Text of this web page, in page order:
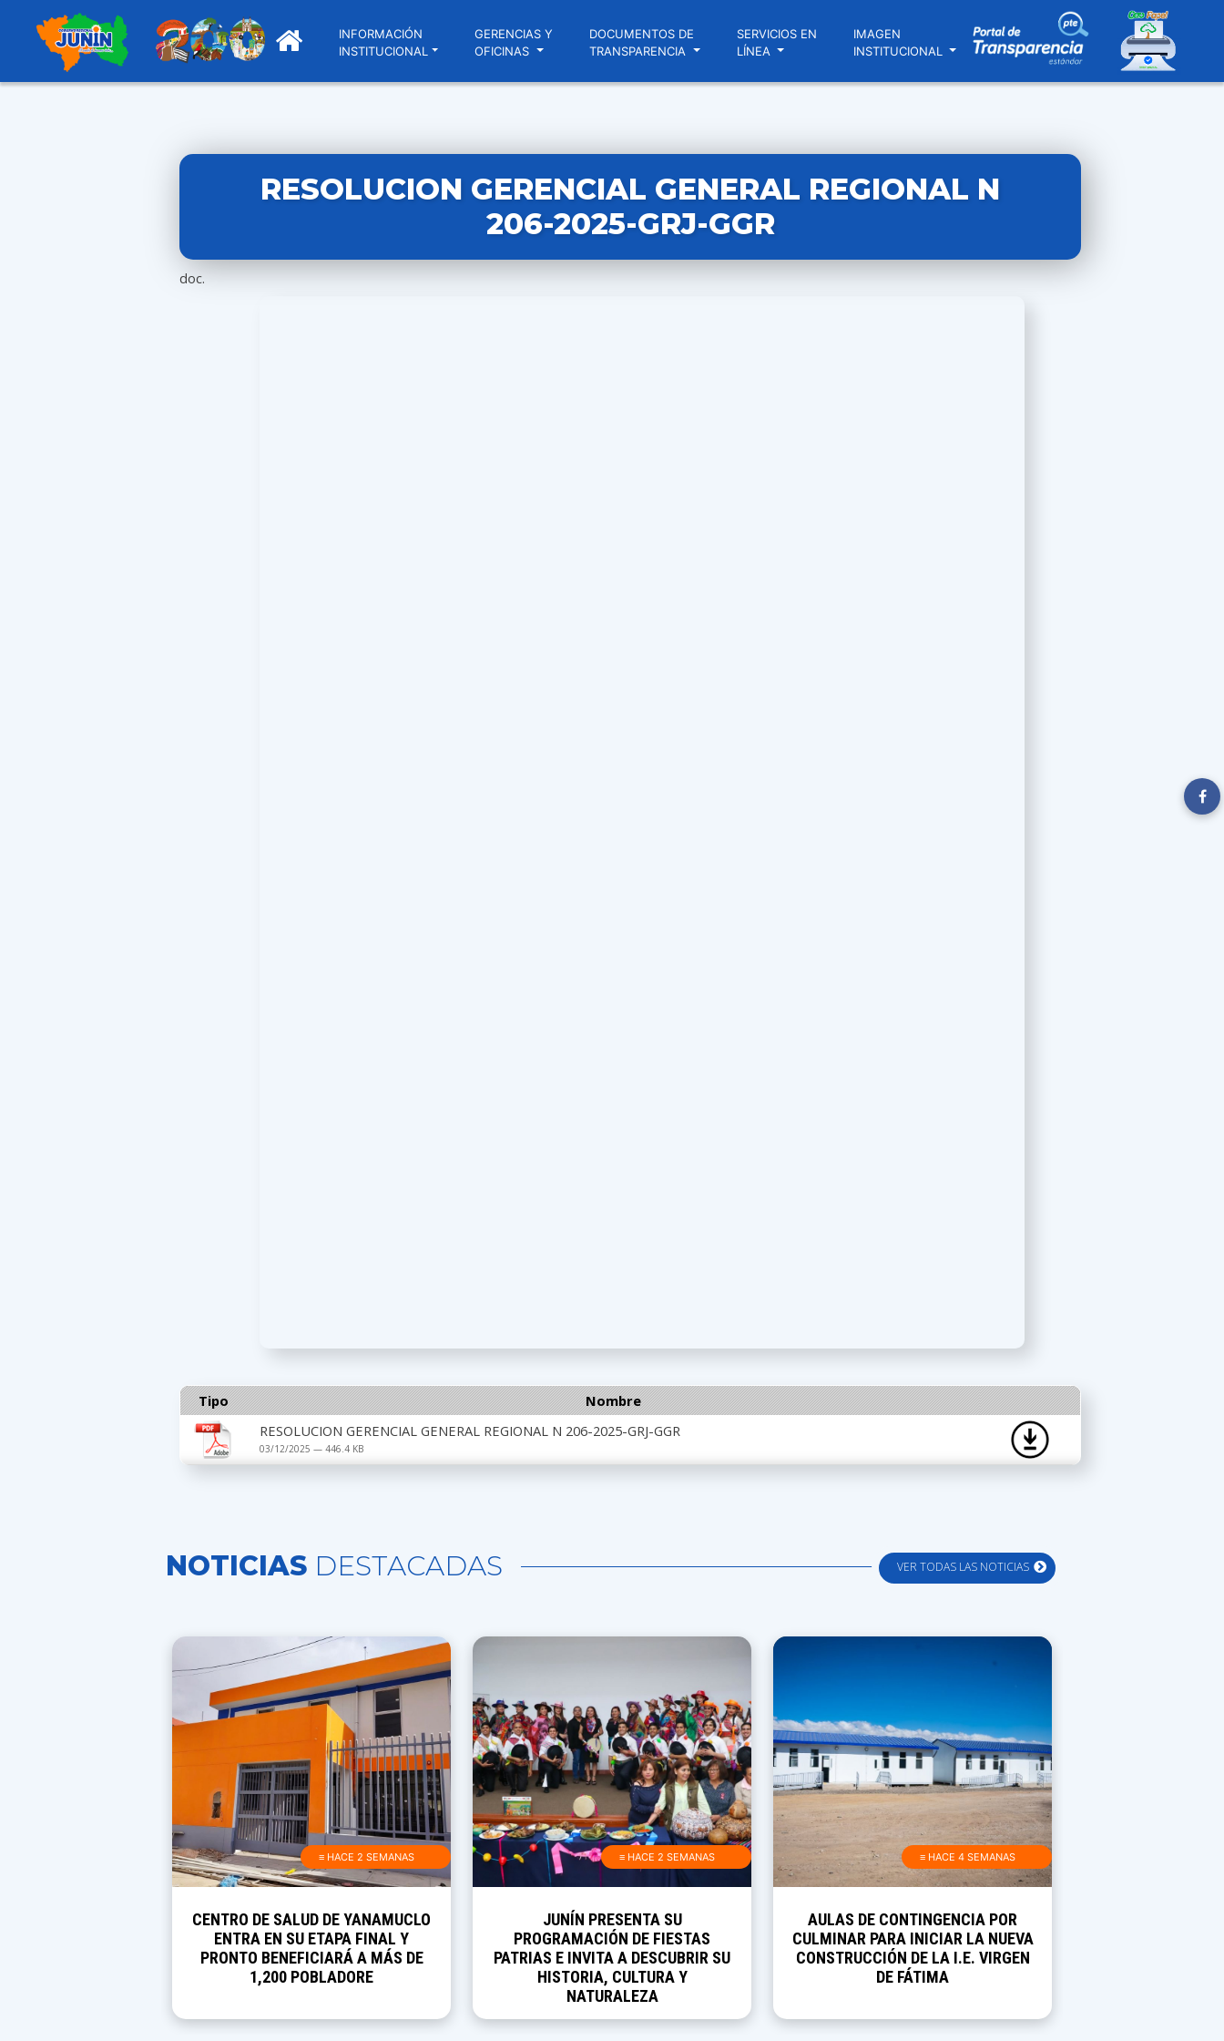
INFORMACIÓN
INSTITUCIONAL
GERENCIAS Y
OFICINAS
DOCUMENTOS DE
TRANSPARENCIA
SERVICIOS EN
LÍNEA
IMAGEN
INSTITUCIONAL
RESOLUCION GERENCIAL GENERAL REGIONAL N
206-2025-GRJ-GGR
doc.
Tipo
Nombre
RESOLUCION GERENCIAL GENERAL REGIONAL N 206-2025-GRJ-GGR
03/12/2025 — 446.4 KB
VER TODAS LAS NOTICIAS
NOTICIAS DESTACADAS
≡ HACE 2 SEMANAS
CENTRO DE SALUD DE YANAMUCLO
ENTRA EN SU ETAPA FINAL Y
PRONTO BENEFICIARÁ A MÁS DE
1,200 POBLADORE
≡ HACE 2 SEMANAS
JUNÍN PRESENTA SU
PROGRAMACIÓN DE FIESTAS
PATRIAS E INVITA A DESCUBRIR SU
HISTORIA, CULTURA Y
NATURALEZA
≡ HACE 4 SEMANAS
AULAS DE CONTINGENCIA POR
CULMINAR PARA INICIAR LA NUEVA
CONSTRUCCIÓN DE LA I.E. VIRGEN
DE FÁTIMA